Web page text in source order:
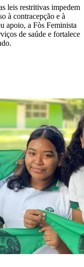
leis restritivas impedem
à contracepção e à
apoio, a Fòs Feminista
de saúde e fortalece